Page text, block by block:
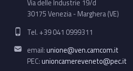
Via delle Industrie 19/d
30175 Venezia - Marghera (VE)
Phone number:
Tel. +39 041 0999311
Email address:
email:unione@ven.camcom.it
PEC:unioncamereveneto@pec.it